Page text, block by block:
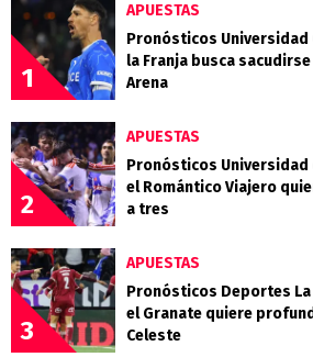
1
APUESTAS
Pronósticos Universidad
la Franja busca
Arena
2
APUESTAS
Pronósticos Universidad
el Romántico Viajero
a tres
3
APUESTAS
Pronósticos Deportes La
el Granate quiere
Celeste